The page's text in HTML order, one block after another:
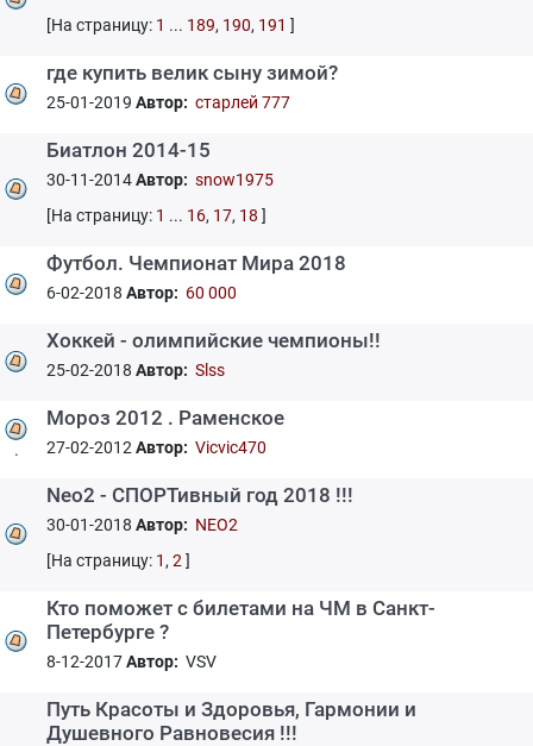
[На страницу: 1 ... 189, 190, 191 ]
где купить велик сыну зимой?
25-01-2019 Автор: старлей 777
Биатлон 2014-15
30-11-2014Автор: snow1975
[На страницу: 1 ... 16, 17, 18 ]
Футбол. Чемпионат Мира 2018
6-02-2018 Автор: 60 000
Хоккей - олимпийские чемпионы!!
25-02-2018 Автор: Slss
.
Мороз 2012 . Раменское
27-02-2012 Автор: Vicvic470
Neo2 - СПОРТивный год 2018 !!!
30-01-2018 Автор: NEO2
[На страницу: 1 , 2 ]
Кто поможет с билетами на ЧМ в Санкт-
Петербурге ?
8-12-2017Автор: VSV
Путь Красоты и Здоровья, Гармонии и
Душевного Равновесия !!!